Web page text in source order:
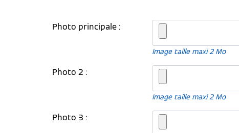
Photo principale :
Image taille maxi 2 Mo
Photo 2 :
Image taille maxi 2 Mo
Photo 3 :